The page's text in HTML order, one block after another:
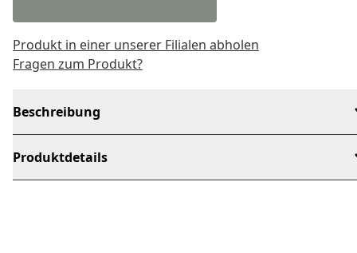
Produkt in einer unserer Filialen abholen
Fragen zum Produkt?
Beschreibung
Produktdetails